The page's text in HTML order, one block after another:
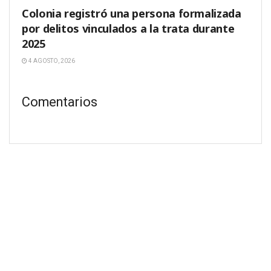
Colonia registró una persona formalizada
por delitos vinculados a la trata durante
2025
4 AGOSTO, 2026
Comentarios